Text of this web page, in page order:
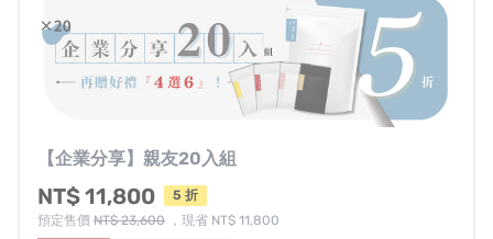
【企業分享】親友20入組
NT$ 11,800
5 折
預定售價 NT$ 23,600 ，現省 NT$ 11,800